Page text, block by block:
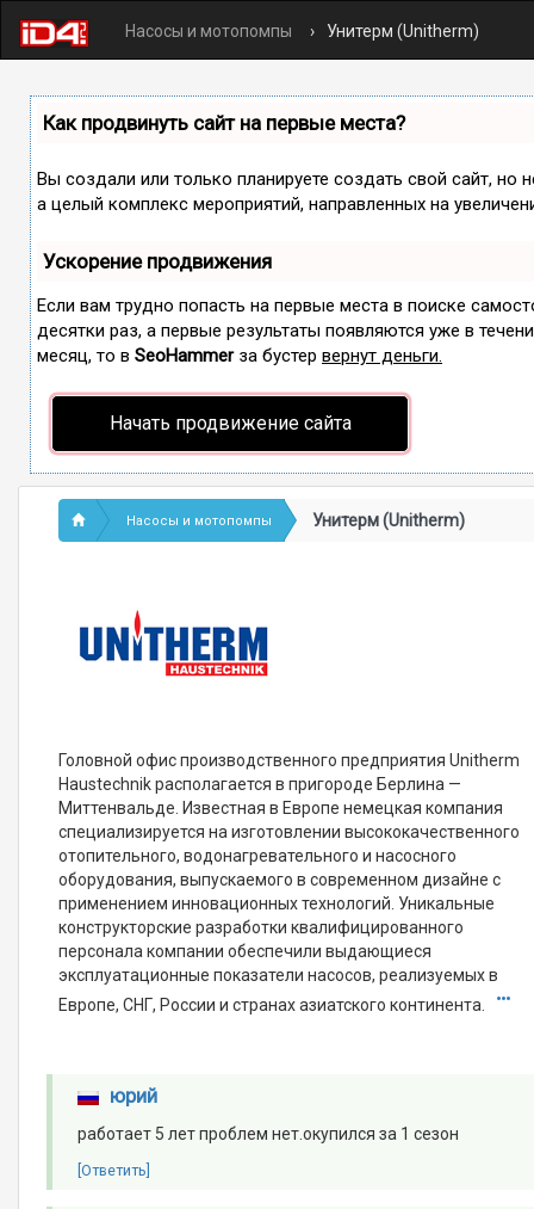
Насосы и мотопомпы Унитерм (Unitherm)
Как продвинуть сайт на первые места?
Вы создали или только планируете создать свой сайт, но
а целый комплекс мероприятий, направленных на
Ускорение продвижения
Если вам трудно попасть на первые места в поиске
десятки раз, а первые результаты появляются уже в
месяц, то в SeoHammerза бустер вернут деньги.
Начать продвижение сайта
Насосы и мотопомпы Унитерм (Unitherm)
Головной офис производственного предприятия Unitherm
Haustechnik располагается в пригороде Берлина —
Миттенвальде. Известная в Европе немецкая компания
специализируется на изготовлении высококачественного
отопительного, водонагревательного и насосного
оборудования, выпускаемого в современном дизайне с
применением инновационных технологий. Уникальные
конструкторские разработки квалифицированного
персонала компании обеспечили выдающиеся
эксплуатационные показатели насосов, реализуемых в
Европе, СНГ, России и странах азиатского континента.
юрий
работает 5 лет проблем нет.окупился за 1 сезон
[Ответить]